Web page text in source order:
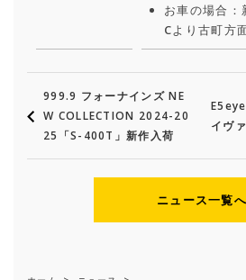
お車の場合：
Cより古町方
999.9 フォーナインズ NE
W COLLECTION 2024-20
25「S-400T」新作入荷
イヴ
ニュース一覧へ